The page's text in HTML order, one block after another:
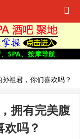
SPA、按摩导航
祖君，你们喜欢吗？
拥有完美腹
吗？